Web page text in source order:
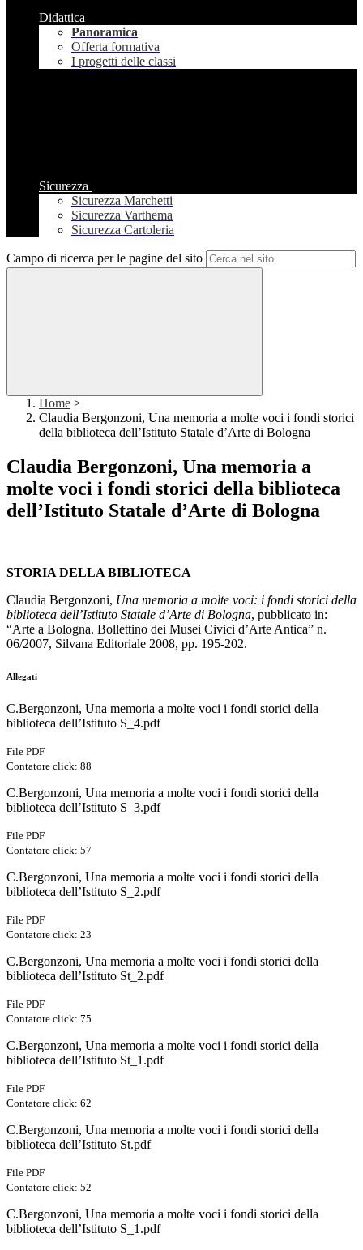
Didattica
Panoramica
Offerta formativa
I progetti delle classi
Sicurezza
Sicurezza Marchetti
Sicurezza Varthema
Sicurezza Cartoleria
Campo di ricerca per le pagine del sito
Home >
Claudia Bergonzoni, Una memoria a molte voci i fondi storici
della biblioteca dell’Istituto Statale d’Arte di Bologna
Claudia Bergonzoni, Una memoria a
molte voci i fondi storici della biblioteca
dell’Istituto Statale d’Arte di Bologna
STORIA DELLA BIBLIOTECA
Claudia Bergonzoni, Una memoria a molte voci: i fondi storici della
biblioteca dell’Istituto Statale d’Arte di Bologna, pubblicato in:
“Arte a Bologna. Bollettino dei Musei Civici d’Arte Antica” n.
06/2007, Silvana Editoriale 2008, pp. 195-202.
Allegati
C.Bergonzoni, Una memoria a molte voci i fondi storici della
biblioteca dell’Istituto S_4.pdf
File PDF
Contatore click: 88
C.Bergonzoni, Una memoria a molte voci i fondi storici della
biblioteca dell’Istituto S_3.pdf
File PDF
Contatore click: 57
C.Bergonzoni, Una memoria a molte voci i fondi storici della
biblioteca dell’Istituto S_2.pdf
File PDF
Contatore click: 23
C.Bergonzoni, Una memoria a molte voci i fondi storici della
biblioteca dell’Istituto St_2.pdf
File PDF
Contatore click: 75
C.Bergonzoni, Una memoria a molte voci i fondi storici della
biblioteca dell’Istituto St_1.pdf
File PDF
Contatore click: 62
C.Bergonzoni, Una memoria a molte voci i fondi storici della
biblioteca dell’Istituto St.pdf
File PDF
Contatore click: 52
C.Bergonzoni, Una memoria a molte voci i fondi storici della
biblioteca dell’Istituto S_1.pdf